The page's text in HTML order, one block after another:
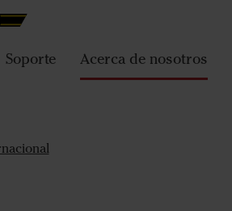
Soporte Acerca de nosotros
Search